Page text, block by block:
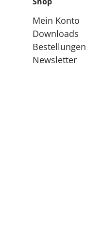
Mein Konto
Downloads
Bestellungen
Newsletter